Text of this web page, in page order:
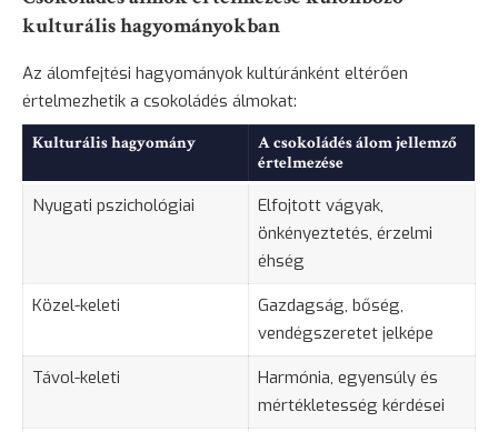
kulturális hagyományokban
Az álomfejtési hagyományok kultúránként eltérően
értelmezhetik a csokoládés álmokat:
Kulturális hagyomány
A csokoládés álom jellemző
értelmezése
Nyugati pszichológiai
Elfojtott vágyak,
önkényeztetés, érzelmi
éhség
Közel-keleti
Gazdagság, bőség,
vendégszeretet jelképe
Távol-keleti
Harmónia, egyensúly és
mértékletesség kérdései